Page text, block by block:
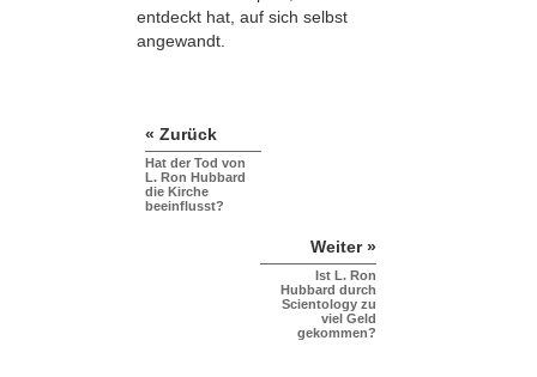
entdeckt hat, auf sich selbst
angewandt.
« Zurück
Hat der Tod von
L. Ron Hubbard
die Kirche
beeinflusst?
Weiter »
Ist L. Ron
Hubbard durch
Scientology zu
viel Geld
gekommen?